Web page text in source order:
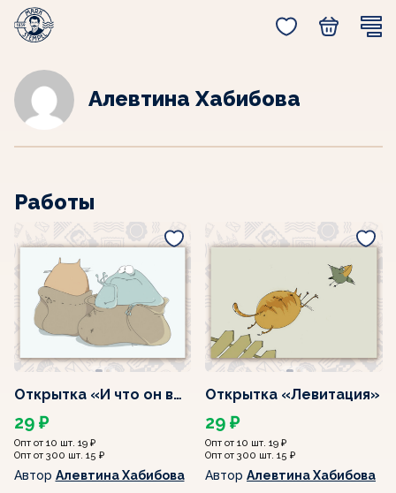
Главная Работы автора Алевтина Хабибова
Алевтина Хабибова
Работы
Открытка «И что он в
этом находит?»
29 ₽
Опт от 10 шт. 19 ₽
Опт от 300 шт. 15 ₽
Автор Алевтина Хабибова
Открытка «Левитация»
29 ₽
Опт от 10 шт. 19 ₽
Опт от 300 шт. 15 ₽
Автор Алевтина Хабибова